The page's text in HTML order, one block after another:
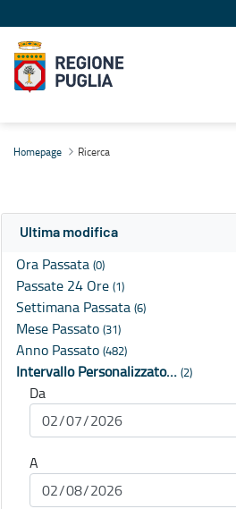
Homepage Ricerca
Ultima modifica
Ora Passata (0)
Passate 24 Ore (1)
Settimana Passata (6)
Mese Passato (31)
Anno Passato (482)
Intervallo Personalizzato… (2)
Da
A